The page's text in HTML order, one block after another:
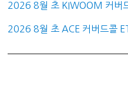
2026 8월 초 KIWOOM 커버
2026 8월 초 ACE 커버드콜